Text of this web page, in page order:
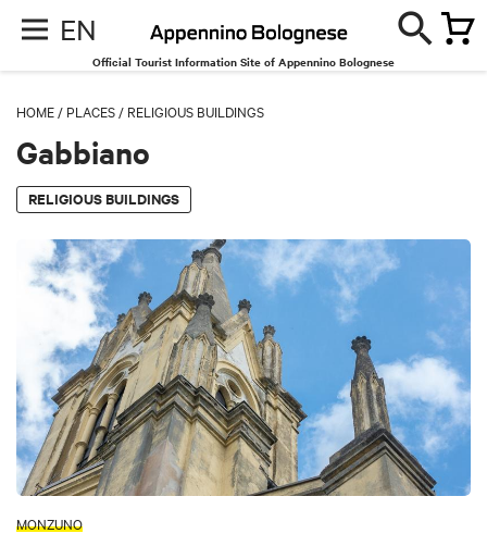
EN
Official Tourist Information Site of Appennino Bolognese
HOME / PLACES / RELIGIOUS BUILDINGS
Gabbiano
RELIGIOUS BUILDINGS
MONZUNO